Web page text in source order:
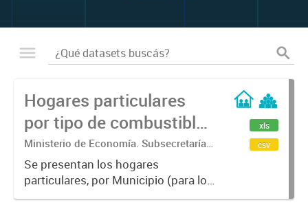
Hogares particulares
por tipo de combustible
utilizado principalmente
para cocinar.
Ministerio de Economía. Subsecretaría
de Coordinación Económica y
Estadística. Dirección Provincial de
Estadística.
Se presentan los hogares
particulares, por Municipio (para los
años censales 2001, 2010 y 2022) y
xls
csv